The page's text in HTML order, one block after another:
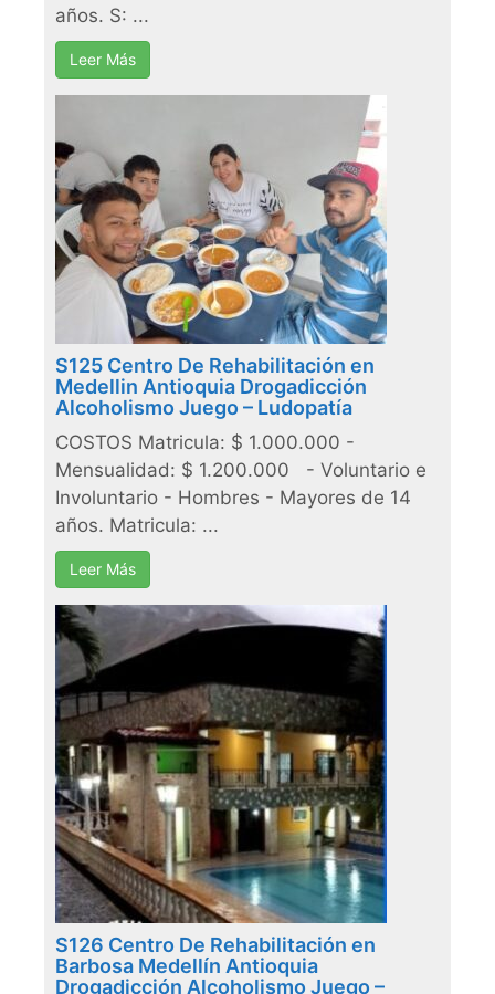
años. S: ...
Leer Más
S125 Centro De Rehabilitación en
Medellin Antioquia Drogadicción
Alcoholismo Juego – Ludopatía
COSTOS Matricula: $ 1.000.000 -
Mensualidad: $ 1.200.000 - Voluntario e
Involuntario - Hombres - Mayores de 14
años. Matricula: ...
Leer Más
S126 Centro De Rehabilitación en
Barbosa Medellín Antioquia
Drogadicción Alcoholismo Juego –